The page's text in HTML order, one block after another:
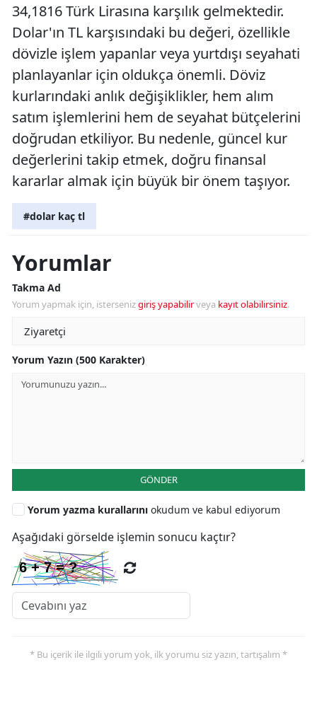
34,1816 Türk Lirasına karşılık gelmektedir.
Dolar'ın TL karşısındaki bu değeri, özellikle
dövizle işlem yapanlar veya yurtdışı seyahati
planlayanlar için oldukça önemli. Döviz
kurlarındaki anlık değişiklikler, hem alım
satım işlemlerini hem de seyahat bütçelerini
doğrudan etkiliyor. Bu nedenle, güncel kur
değerlerini takip etmek, doğru finansal
kararlar almak için büyük bir önem taşıyor.
#dolar kaç tl
Yorumlar
Takma Ad
Yorum yapmak için, istersenizgiriş yapabilirveya kayıt olabilirsiniz.
Yorum Yazın (500 Karakter)
GÖNDER
Yorum yazma kurallarını okudum ve kabul ediyorum
Aşağıdaki görselde işlemin sonucu kaçtır?
* Bu içerik ile ilgili yorum yok, ilk yorumu siz yazın, tartışalım *